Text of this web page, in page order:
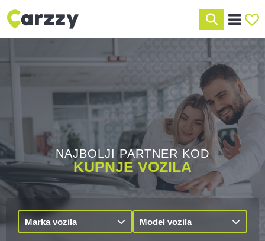
NAJBOLJI PARTNER KOD
KUPNJE VOZILA
Marka vozila Model vozila